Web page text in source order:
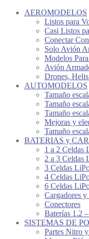
AEROMODELOS
Listos para
Casi Listos
Conectar
Solo Avión
Modelos
Avión
Drones,
AUTOMODELOS
Tamaño
Tamaño
Tamaño
Mejoras y
Tamaño
BATERIAS y
1 a 2 Celdas
2 a 3 Celdas
3 Celdas
4 Celdas
6 Celdas
Cargadores
Conectores
Baterías 1.2
SISTEMAS DE
Partes Nitro